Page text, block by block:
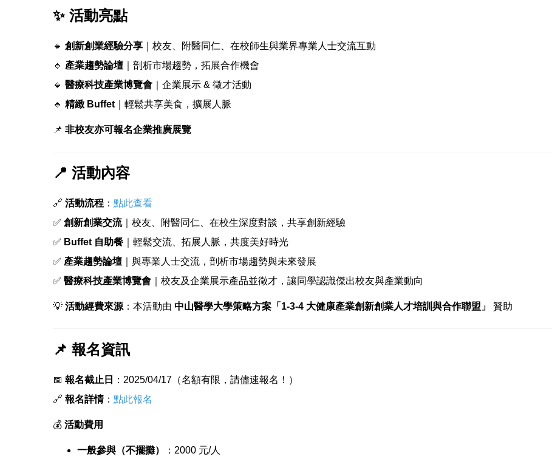
✨ 活動亮點
🔹 創新創業經驗分享 ｜校友、附醫同仁、在校師生與業界專業人士交流互動
🔹 產業趨勢論壇 ｜剖析市場趨勢，拓展合作機會
🔹 醫療科技產業博覽會 ｜企業展示 & 徵才活動
🔹 精緻 Buffet ｜輕鬆共享美食，擴展人脈
📌 非校友亦可報名企業推廣展覽
📍 活動內容
🔗 活動流程 ： 點此查看
✅ 創新創業交流｜校友、附醫同仁、在校生深度對談，共享創新經驗
✅ Buffet 自助餐 ｜輕鬆交流、拓展人脈，共度美好時光
✅ 產業趨勢論壇 ｜與專業人士交流，剖析市場趨勢與未來發展
✅ 醫療科技產業博覽會 ｜校友及企業展示產品並徵才，讓同學認識傑出校友與產業動向
💡 活動經費來源 ：本活動由 中山醫學大學策略方案「1-3-4 大健康產業創新創業人才培訓與合作聯盟」 贊助
📌 報名資訊
📅 報名截止日
：2025/04/17（名額有限，請儘速報名！）
🔗 報名詳情： 點此報名
💰 活動費用
一般參與（不擺攤）
：2000 元/人